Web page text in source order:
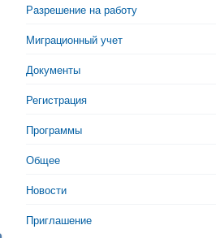
Разрешение на работу
Миграционный учет
Документы
Регистрация
Программы
Общее
Новости
Приглашение